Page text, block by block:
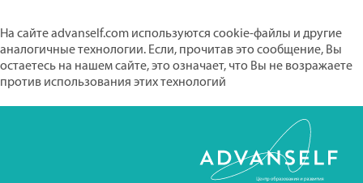
На сайте advanself.com используются cookie-файлы и другие
аналогичные технологии. Если, прочитав это сообщение, Вы
остаетесь на нашем сайте, это означает, что Вы не возражаете
против использования этих технологий